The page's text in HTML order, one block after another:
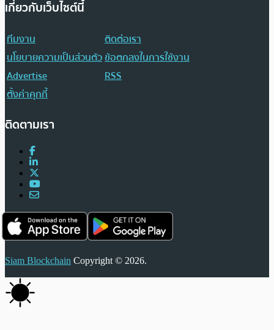
เกี่ยวกับเว็บไซต์นี้
ทีมงาน
ติดต่อเรา
นโยบายความเป็นส่วนตัวข้อตกลงในการใช้งาน
Advertise
RSS
ตั้งค่าคุกกี้
ติดตามเรา
Siam Blockchain Copyright © 2026.